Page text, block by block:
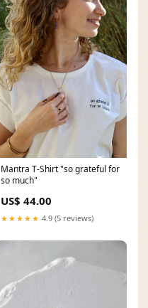
Mantra T-Shirt "so grateful for
so much"
US$ 44.00
★★★★★ 4.9 (5 reviews)